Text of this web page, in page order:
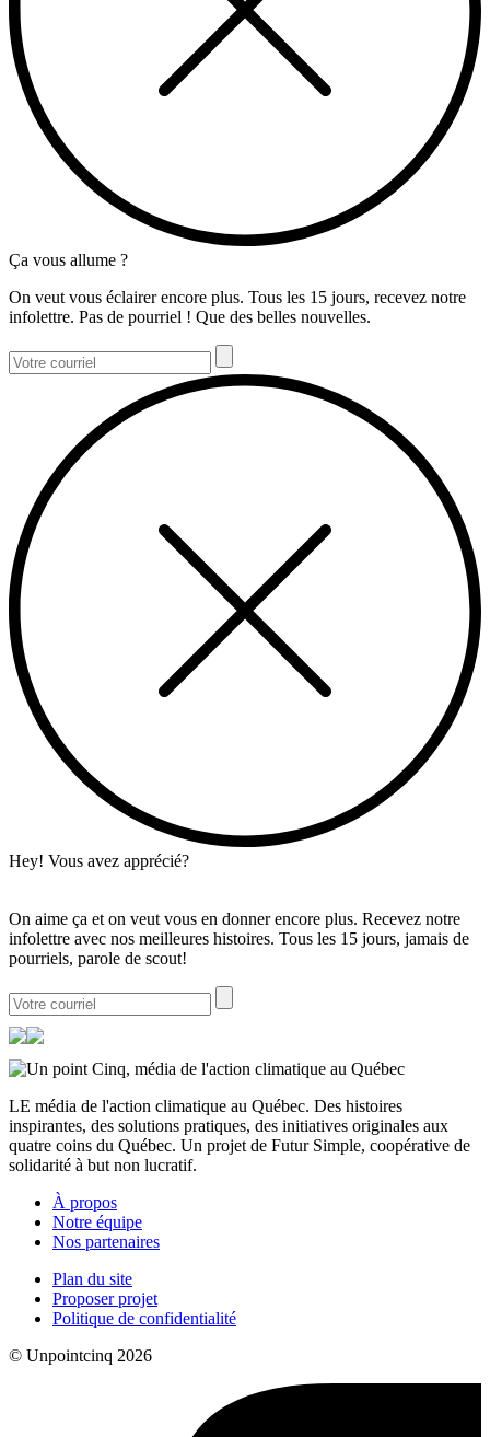
Ça vous allume ?
On veut vous éclairer encore plus. Tous les 15 jours, recevez notre
infolettre. Pas de pourriel ! Que des belles nouvelles.
Hey! Vous avez apprécié?
On aime ça et on veut vous en donner encore plus. Recevez notre
infolettre avec nos meilleures histoires. Tous les 15 jours, jamais de
pourriels, parole de scout!
LE média de l'action climatique au Québec. Des histoires
inspirantes, des solutions pratiques, des initiatives originales aux
quatre coins du Québec. Un projet de Futur Simple, coopérative de
solidarité à but non lucratif.
À propos
Notre équipe
Nos partenaires
Plan du site
Proposer projet
Politique de confidentialité
© Unpointcinq 2026